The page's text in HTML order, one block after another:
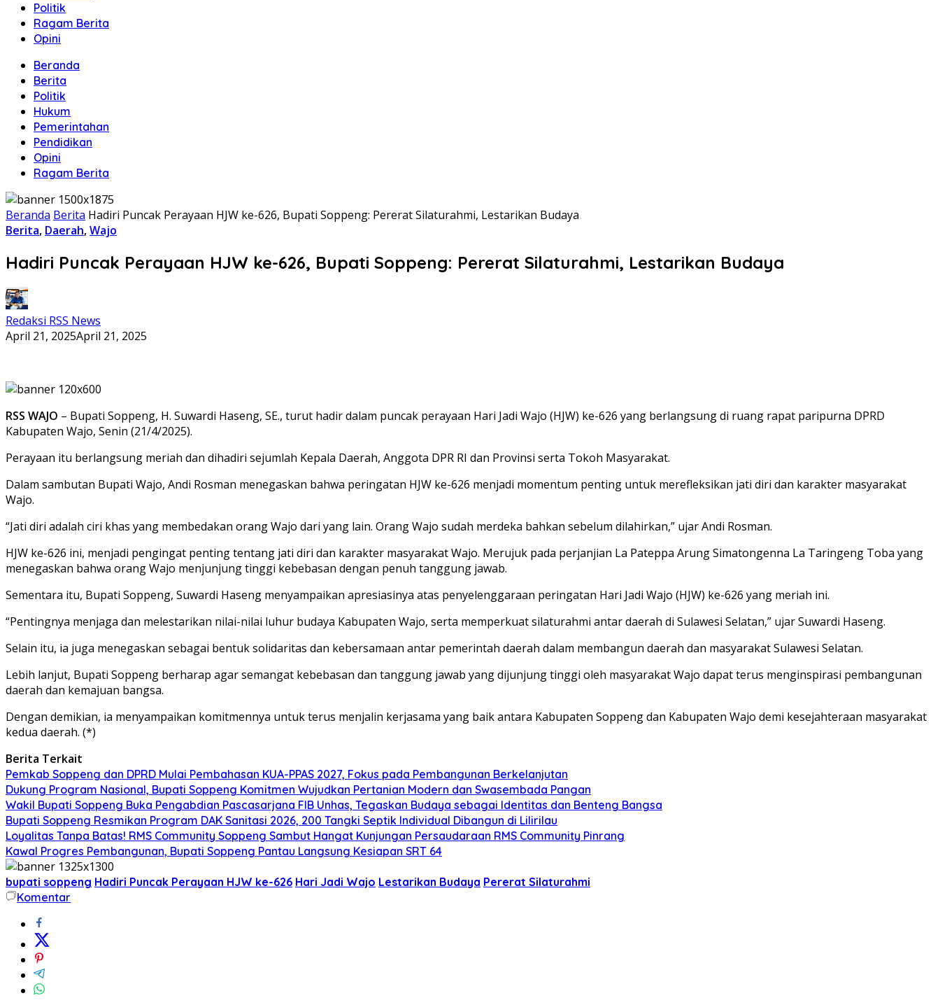
Politik
Ragam Berita
Opini
Beranda
Berita
Politik
Hukum
Pemerintahan
Pendidikan
Opini
Ragam Berita
Beranda Berita Hadiri Puncak Perayaan HJW ke-626, Bupati Soppeng: Pererat Silaturahmi, Lestarikan Budaya
Berita, Daerah,Wajo
Hadiri Puncak Perayaan HJW ke-626, Bupati Soppeng: Pererat Silaturahmi, Lestarikan Budaya
Redaksi RSS News
April 21, 2025April 21, 2025
RSS WAJO – Bupati Soppeng, H. Suwardi Haseng, SE., turut hadir dalam puncak perayaan Hari Jadi Wajo (HJW) ke-626 yang berlangsung di ruang rapat paripurna DPRD
Kabupaten Wajo, Senin (21/4/2025).
Perayaan itu berlangsung meriah dan dihadiri sejumlah Kepala Daerah, Anggota DPR RI dan Provinsi serta Tokoh Masyarakat.
Dalam sambutan Bupati Wajo, Andi Rosman menegaskan bahwa peringatan HJW ke-626 menjadi momentum penting untuk merefleksikan jati diri dan karakter masyarakat
Wajo.
“Jati diri adalah ciri khas yang membedakan orang Wajo dari yang lain. Orang Wajo sudah merdeka bahkan sebelum dilahirkan,” ujar Andi Rosman.
HJW ke-626 ini, menjadi pengingat penting tentang jati diri dan karakter masyarakat Wajo. Merujuk pada perjanjian La Pateppa Arung Simatongenna La Taringeng Toba yang
menegaskan bahwa orang Wajo menjunjung tinggi kebebasan dengan penuh tanggung jawab.
Sementara itu, Bupati Soppeng, Suwardi Haseng menyampaikan apresiasinya atas penyelenggaraan peringatan Hari Jadi Wajo (HJW) ke-626 yang meriah ini.
“Pentingnya menjaga dan melestarikan nilai-nilai luhur budaya Kabupaten Wajo, serta memperkuat silaturahmi antar daerah di Sulawesi Selatan,” ujar Suwardi Haseng.
Selain itu, ia juga menegaskan sebagai bentuk solidaritas dan kebersamaan antar pemerintah daerah dalam membangun daerah dan masyarakat Sulawesi Selatan.
Lebih lanjut, Bupati Soppeng berharap agar semangat kebebasan dan tanggung jawab yang dijunjung tinggi oleh masyarakat Wajo dapat terus menginspirasi pembangunan
daerah dan kemajuan bangsa.
Dengan demikian, ia menyampaikan komitmennya untuk terus menjalin kerjasama yang baik antara Kabupaten Soppeng dan Kabupaten Wajo demi kesejahteraan masyarakat
kedua daerah. (*)
Berita Terkait
Pemkab Soppeng dan DPRD Mulai Pembahasan KUA-PPAS 2027, Fokus pada Pembangunan Berkelanjutan
Dukung Program Nasional, Bupati Soppeng Komitmen Wujudkan Pertanian Modern dan Swasembada Pangan
Wakil Bupati Soppeng Buka Pengabdian Pascasarjana FIB Unhas, Tegaskan Budaya sebagai Identitas dan Benteng Bangsa
Bupati Soppeng Resmikan Program DAK Sanitasi 2026, 200 Tangki Septik Individual Dibangun di Lilirilau
Loyalitas Tanpa Batas! RMS Community Soppeng Sambut Hangat Kunjungan Persaudaraan RMS Community Pinrang
Kawal Progres Pembangunan, Bupati Soppeng Pantau Langsung Kesiapan SRT 64
bupati soppeng Hadiri Puncak Perayaan HJW ke-626 Hari Jadi Wajo Lestarikan Budaya Pererat Silaturahmi
Komentar